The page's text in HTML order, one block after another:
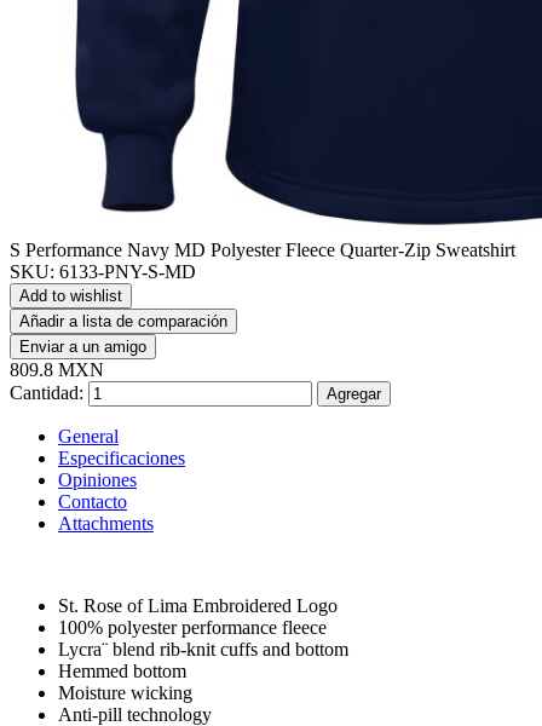
S Performance Navy MD Polyester Fleece Quarter-Zip Sweatshirt
SKU: 6133-PNY-S-MD
Add to wishlist
Añadir a lista de comparación
Enviar a un amigo
809.8 MXN
Cantidad:
Agregar
General
Especificaciones
Opiniones
Contacto
Attachments
St. Rose of Lima Embroidered Logo
100% polyester performance fleece
Lycra¨ blend rib-knit cuffs and bottom
Hemmed bottom
Moisture wicking
Anti-pill technology